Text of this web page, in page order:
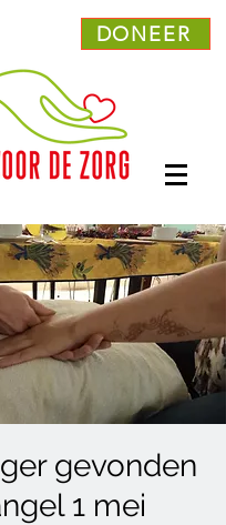
DONEER
gevonden
1 mei